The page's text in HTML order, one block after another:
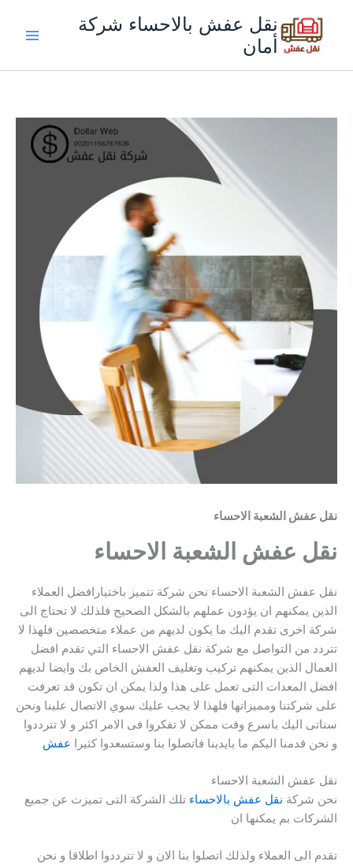
المحتوى
نقل عفش بالاحساء شركة
أمان
نقل عفش الشعبة الاحساء
نقل عفش الشعبة الاحساء
نقل عفش الشعبة الاحساء نحن شركة تتميز باختيارافضل العملاء
الذين يمكنهم ان يؤدون عملهم بالشكل الصحيح فلذلك لا تحتاج الى
شركة اخرى تقدم اليك ما يكون لديهم من عملاء متخصصين فلهذا لا
تتردد من التواصل مع شركة نقل عفش الاحساء التي تقدم افضل
العمال الذين يمكنهم تركيب وتغليف العفش الخاص بك وايضا لديهم
افضل المعدات التى تعمل على هذا ولذا يمكن ان تكون قد تعرفت
على شركتنا ومميزاتها فلهذا لا يجب عليك سوي الاتصال علينا ونحن
سناتى اليك باسرع وقت ممكن لا تفكروا فى الامر اكثر و لا تترددوا
و نحن قدمنا اليكم ما بايدينا فاتصلوا بنا وستسعدوا كثيرا عفش
نقل عفش الشعبة الاحساء
نحن شركة نقل عفش بالاحساء تلك الشركة التى تميزت عن جميع
الشركات بم يمكنها ان
تقدم الى العملاء ولذلك اتصلوا بنا الان و لا تترددوا اطلاقا و نحن